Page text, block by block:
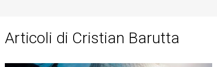
Articoli di Cristian Barutta